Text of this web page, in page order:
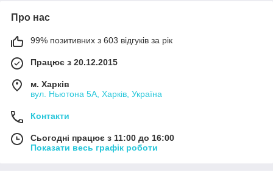
Про нас
99% позитивних з 603 відгуків за рік
Працює з 20.12.2015
м. Харків
вул. Ньютона 5А, Харків, Україна
Контакти
Сьогодні працює з 11:00 до 16:00
Показати весь графік роботи